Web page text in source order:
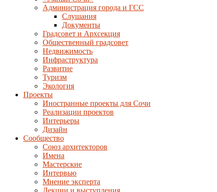
Администрация города и ГСС
Слушания
Документы
Градсовет и Архсекция
Общественный градсовет
Недвижимость
Инфраструктура
Развитие
Туризм
Экология
Проекты
Иностранные проекты для Сочи
Реализации проектов
Интерьеры
Дизайн
Сообщество
Союз архитекторов
Имена
Мастерские
Интервью
Мнение эксперта
Лекции и выступления